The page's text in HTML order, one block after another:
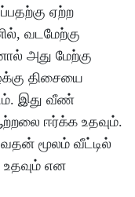
ஏற்ற
வடமேற்கு
அது மேற்கு
திசையை
இது வீண்
ஈர்க்க உதவும்.
மூலம் வீட்டில்
உதவும் என